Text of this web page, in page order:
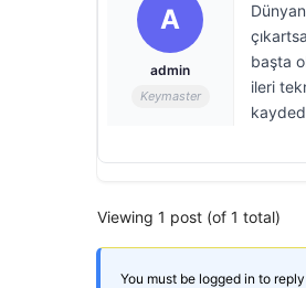
A
admin
Keymaster
başta
ileri
Viewing 1 post (of 1 total)
You must be logged in to